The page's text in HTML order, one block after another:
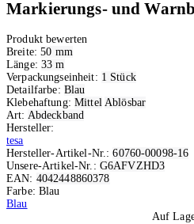
Markierungs- und
Produkt bewerten
Breite:50 mm
Länge: 33 m
Verpackungseinheit: 1 Stück
Detailfarbe: Blau
Klebehaftung: Mittel Ablösbar
Art: Abdeckband
Hersteller:
tesa
Hersteller-Artikel-Nr.:60760-00098-16
Unsere-Artikel-Nr.: G6AFVZHD3
EAN: 4042448860378
Farbe: Blau
Blau
Auf